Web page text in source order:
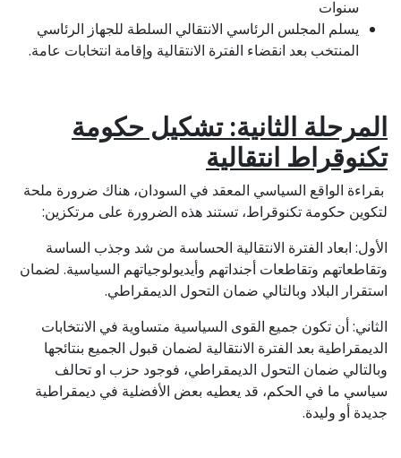
سنوات
يسلم المجلس الرئاسي الانتقالي السلطة للجهاز الرئاسي
المنتخب بعد انقضاء الفترة الانتقالية وإقامة انتخابات عامة.
المرحلة الثانية: تشكيل حكومة
تكنوقراط انتقالية
بقراءة الواقع السياسي المعقد في السودان، هناك ضرورة ملحة
لتكوين حكومة تكنوقراط، تستند هذه الضرورة على مرتكزين:
الأول: ابعاد الفترة الانتقالية الحساسة من شد وجذب الساسة
وتقاطعاتهم وتقاطعات أجنداتهم وأيديولوجياتهم السياسية. لضمان
استقرار البلاد وبالتالي ضمان التحول الديمقراطي.
الثاني: أن تكون جميع القوى السياسية متساوية في الانتخابات
الديمقراطية بعد الفترة الانتقالية لضمان قبول الجميع بنتائجها
وبالتالي ضمان التحول الديمقراطي، فوجود حزب او تحالف
سياسي ما في الحكم، قد يعطيه بعض الأفضلية في ديمقراطية
جديدة أو وليدة.